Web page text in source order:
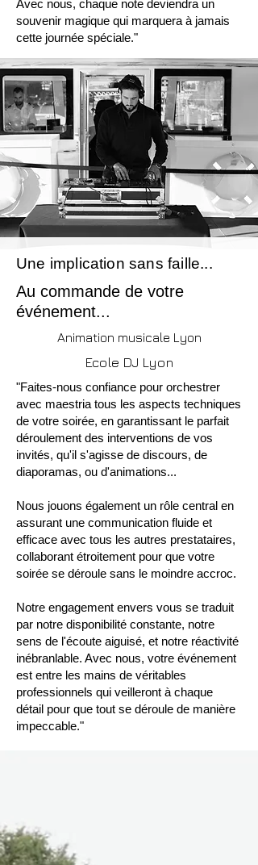
Avec nous, chaque note deviendra un
souvenir magique qui marquera à jamais
cette journée spéciale."
Une implication sans faille...
Au commande de votre
événement...
Animation musicale Lyon
Ecole DJ Lyon
"Faites-nous confiance pour orchestrer
avec maestria tous les aspects techniques
de votre soirée, en garantissant le parfait
déroulement des interventions de vos
invités, qu'il s'agisse de discours, de
diaporamas, ou d'animations...
Nous jouons également un rôle central en
assurant une communication fluide et
efficace avec tous les autres prestataires,
collaborant étroitement pour que votre
soirée se déroule sans le moindre accroc.
Notre engagement envers vous se traduit
par notre disponibilité constante, notre
sens de l'écoute aiguisé, et notre réactivité
inébranlable. Avec nous, votre événement
est entre les mains de véritables
professionnels qui veilleront à chaque
détail pour que tout se déroule de manière
impeccable."